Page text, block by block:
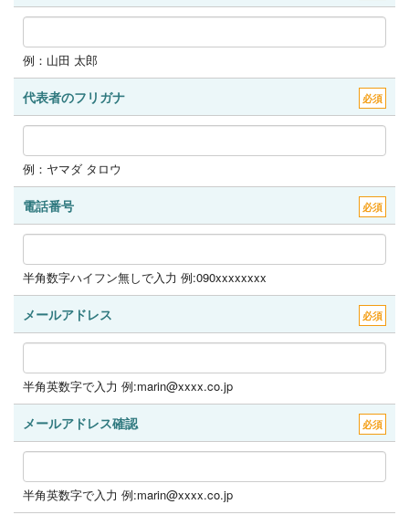
例：山田 太郎
代表者のフリガナ 必須
例：ヤマダ タロウ
電話番号 必須
半角数字ハイフン無しで入力 例:090xxxxxxxx
メールアドレス 必須
半角英数字で入力 例:marin@xxxx.co.jp
メールアドレス確認 必須
半角英数字で入力 例:marin@xxxx.co.jp